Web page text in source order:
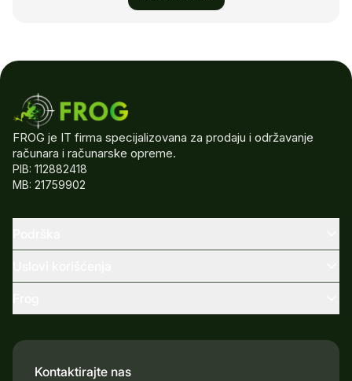
FROG je IT firma specijalizovana za prodaju i održavanje
računara i računarske opreme.
PIB: 112882418
MB: 21759902
Kontaktirajte nas